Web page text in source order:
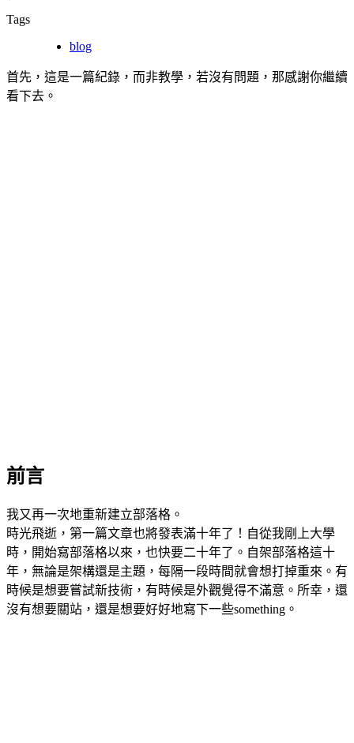
Tags
blog
首先，這是一篇紀錄，而非教學，若沒有問題，那感謝你繼續
看下去。
前言
我又再一次地重新建立部落格。
時光飛逝，第一篇文章也將發表滿十年了！自從我剛上大學
時，開始寫部落格以來，也快要二十年了。自架部落格這十
年，無論是架構還是主題，每隔一段時間就會想打掉重來。有
時候是想要嘗試新技術，有時候是外觀覺得不滿意。所幸，還
沒有想要關站，還是想要好好地寫下一些something。